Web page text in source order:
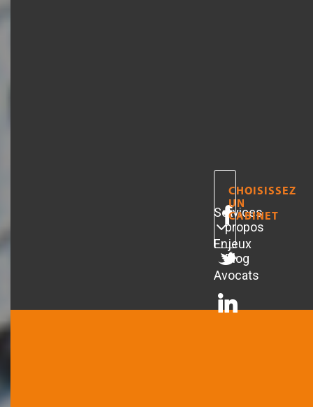
Services
Enjeux
Avocats
A
propos
Blog
CHOISISSEZ
UN
CABINET